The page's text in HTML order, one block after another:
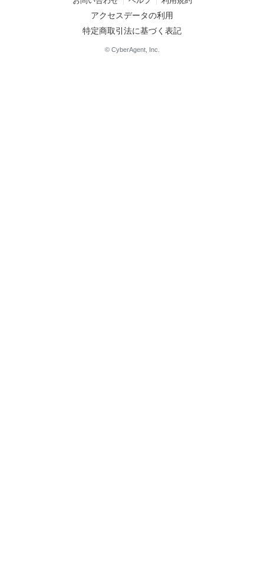
アクセスデータの利用
特定商取引法に基づく表記
© CyberAgent, Inc.